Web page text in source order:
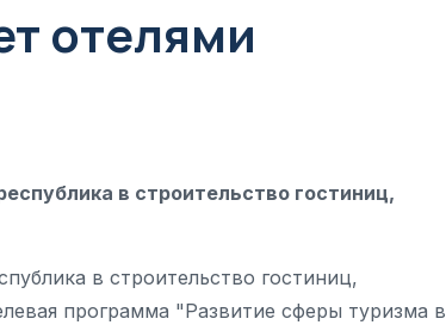
отелями
в строительство гостиниц,
в строительство гостиниц,
программа "Развитие сферы туризма в